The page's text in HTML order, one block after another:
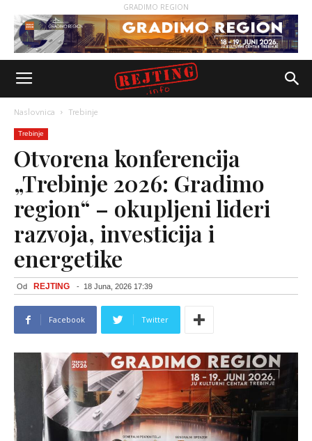
GRADIMO REGION
Naslovnica Trebinje
Trebinje
Otvorena konferencija
„Trebinje 2026: Gradimo
region“ – okupljeni lideri
razvoja, investicija i
energetike
Od REJTING - 18 Juna, 2026 17:39
Facebook Twitter